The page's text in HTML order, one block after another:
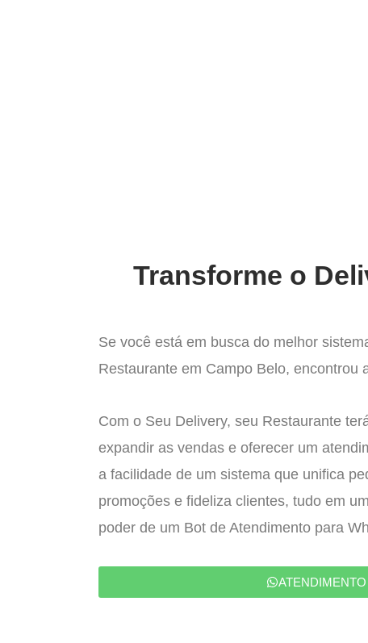
Transforme o
Se você está em busca do melhor
Restaurante em Campo Belo, encontrou
Com o Seu Delivery, seu Restaurante
expandir as vendas e oferecer um
a facilidade de um sistema que unifica
promoções e fideliza clientes, tudo em
poder de um Bot de Atendimento para
ATENDIMENTO